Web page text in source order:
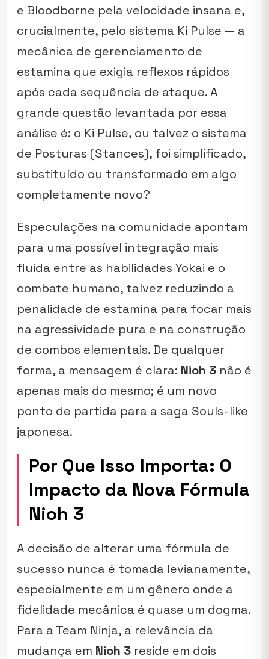
e Bloodborne pela velocidade insana e,
crucialmente, pelo sistema Ki Pulse — a
mecânica de gerenciamento de
estamina que exigia reflexos rápidos
após cada sequência de ataque. A
grande questão levantada por essa
análise é: o Ki Pulse, ou talvez o sistema
de Posturas (Stances), foi simplificado,
substituído ou transformado em algo
completamente novo?
Especulações na comunidade apontam
para uma possível integração mais
fluida entre as habilidades Yokai e o
combate humano, talvez reduzindo a
penalidade de estamina para focar mais
na agressividade pura e na construção
de combos elementais. De qualquer
forma, a mensagem é clara: Nioh 3 não é
apenas mais do mesmo; é um novo
ponto de partida para a saga Souls-like
japonesa.
Por Que Isso Importa: O
Impacto da Nova Fórmula
Nioh 3
A decisão de alterar uma fórmula de
sucesso nunca é tomada levianamente,
especialmente em um gênero onde a
fidelidade mecânica é quase um dogma.
Para a Team Ninja, a relevância da
mudança em Nioh 3 reside em dois